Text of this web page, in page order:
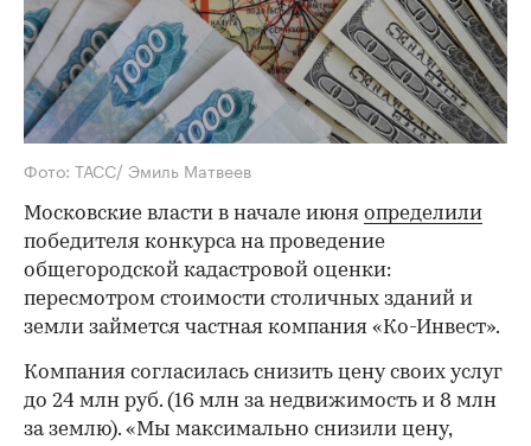
Фото: ТАСС/ Эмиль Матвеев
Московские власти в начале июня определили
победителя конкурса на проведение
общегородской кадастровой оценки:
пересмотром стоимости столичных зданий и
земли займется частная компания «Ко-Инвест».
Компания согласилась снизить цену своих услуг
до 24 млн руб. (16 млн за недвижимость и 8 млн
за землю). «Мы максимально снизили цену,